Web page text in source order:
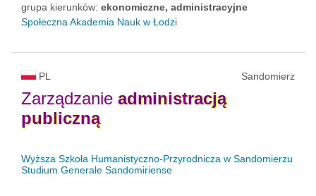
grupa kierunków: ekonomiczne, administracyjne
Społeczna Akademia Nauk w Łodzi
PL Sandomierz
Zarządzanie administracją
publiczną
Wyższa Szkoła Humanistyczno-Przyrodnicza w Sandomierzu
Studium Generale Sandomiriense